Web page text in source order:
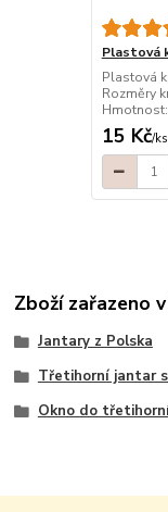
Plastová
Plastová
Rozměry
15 Kč/ks
Zboží zařazeno
Jantary z Polska
Třetihorní jantar
Okno do